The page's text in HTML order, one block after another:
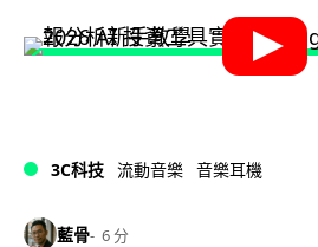
3C科技 流動音樂 音樂耳機
藍骨 6 分